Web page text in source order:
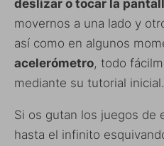
deslizar o tocar la
movernos a una lado y
así como en algunos
acelerómetro, todo
mediante su tutorial inicial.
Si os gutan los juegos de
hasta el infinito